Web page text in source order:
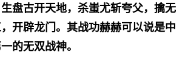
盘古开天地，杀蚩尤斩夸父，擒无
开辟龙门。其战功赫赫可以说是中
的无双战神。